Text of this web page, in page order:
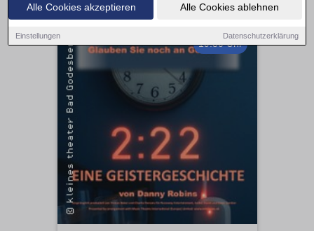
Alle Cookies akzeptieren Alle Cookies ablehnen
Einstellungen Datenschutzerklärung
19:30 Uhr